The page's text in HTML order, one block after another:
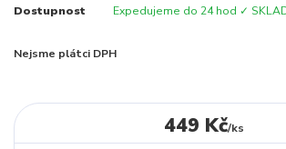
Dostupnost Expedujeme do 24 hod ✓
Nejsme plátci DPH
449 Kč/ks